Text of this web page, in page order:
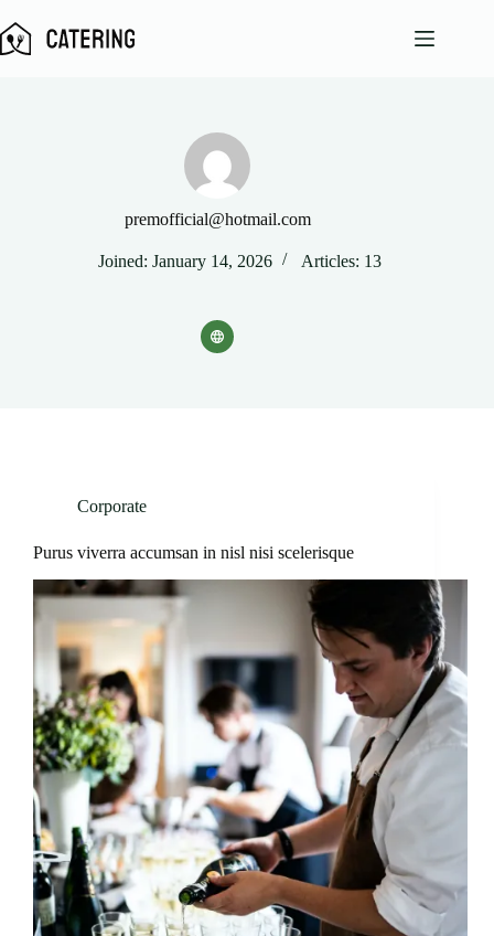
to
content
premofficial@hotmail.com
Joined: January 14, 2026 Articles: 13
Corporate
Purus viverra accumsan in nisl nisi scelerisque